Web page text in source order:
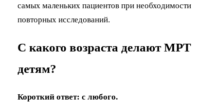
самых маленьких пациентов при необходимости
повторных исследований.
С какого возраста делают МРТ
детям?
Короткий ответ: с любого.